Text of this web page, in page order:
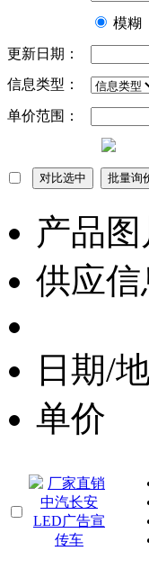
模糊
更新日期：
信息类型：
单价范围：
产品图
供应信
日期/
单价